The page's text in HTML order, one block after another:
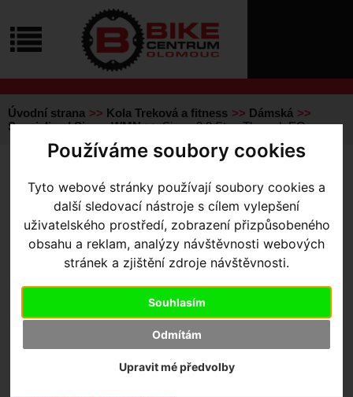
Používáme soubory cookies
Tyto webové stránky používají soubory cookies a
další sledovací nástroje s cílem vylepšení
uživatelského prostředí, zobrazení přizpůsobeného
obsahu a reklam, analýzy návštěvnosti webových
stránek a zjištění zdroje návštěvnosti.
Souhlasím
Odmítám
Upravit mé předvolby
O
SLUŽBY
REGISTRACE
ZTRATILI
Úvodní strana Kola Treková a fitness
Dámská
Specialized Sirrus WMN
Sirrus 3.0 Step-Through EQ
SIRRUS 3.0 STEP-
THROUGH EQ- Satin Smoke
/ Black Reflective XS
Výrobce:
Specialized
90921-7301
Skladem:
Ano, u dodavatele
KONTAKTUJTE NÁS
27 000 ,- Kč s DPH